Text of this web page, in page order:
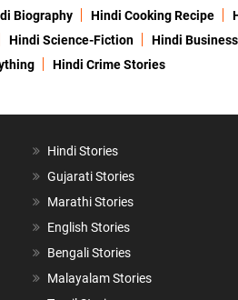
Biography Hindi Cooking Recipe
Hindi Science-Fiction Hindi Business
Hindi Crime Stories
Hindi Stories
Gujarati Stories
Marathi Stories
English Stories
Bengali Stories
Malayalam Stories